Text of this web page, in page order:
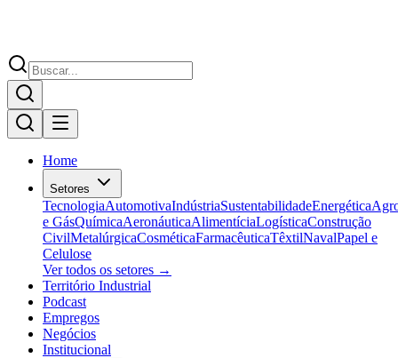
Home
Setores
TecnologiaAutomotivaIndústriaSustentabilidadeEnergética
e GásQuímicaAeronáuticaAlimentíciaLogísticaConstrução
CivilMetalúrgicaCosméticaFarmacêuticaTêxtilNavalPapel e
Celulose
Ver todos os setores →
Território Industrial
Podcast
Empregos
Negócios
Institucional